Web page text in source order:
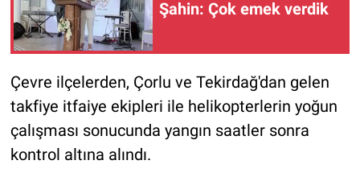
Şahin: Çok emek verdik
Çevre ilçelerden, Çorlu ve Tekirdağ'dan gelen
takfiye itfaiye ekipleri ile helikopterlerin yoğun
çalışması sonucunda yangın saatler sonra
kontrol altına alındı.